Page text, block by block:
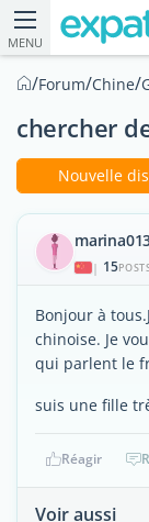
MENU
/Forum/Chine/
chercher
Nouvelle
| 15
Bonjour à
chinoise. Je
qui parlent le
suis une fille
Réagir
Voir aussi